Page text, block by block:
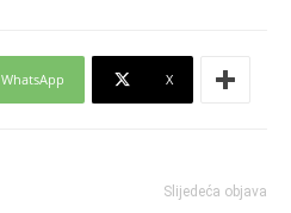
WhatsApp X
Slijedeća objava